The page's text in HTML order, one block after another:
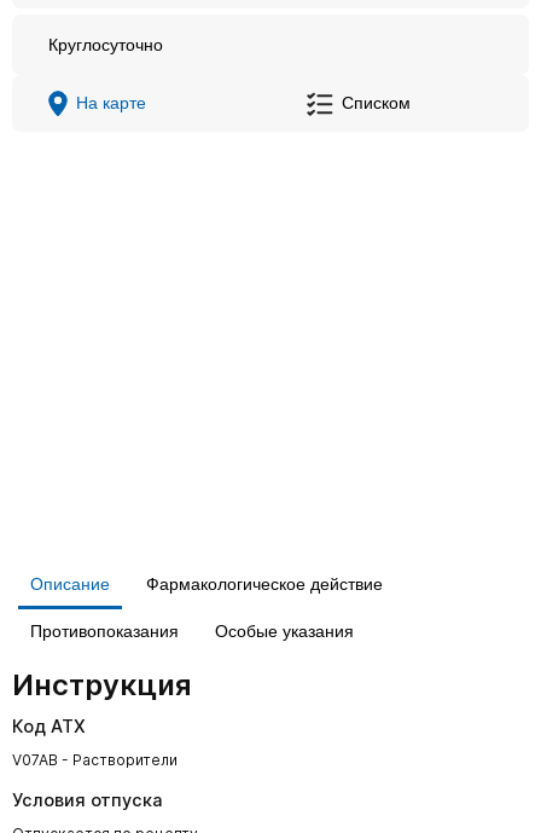
Круглосуточно
На карте Списком
Описание Фармакологическое действие
Противопоказания Особые указания
Инструкция
Код АТХ
V07AB - Растворители
Условия отпуска